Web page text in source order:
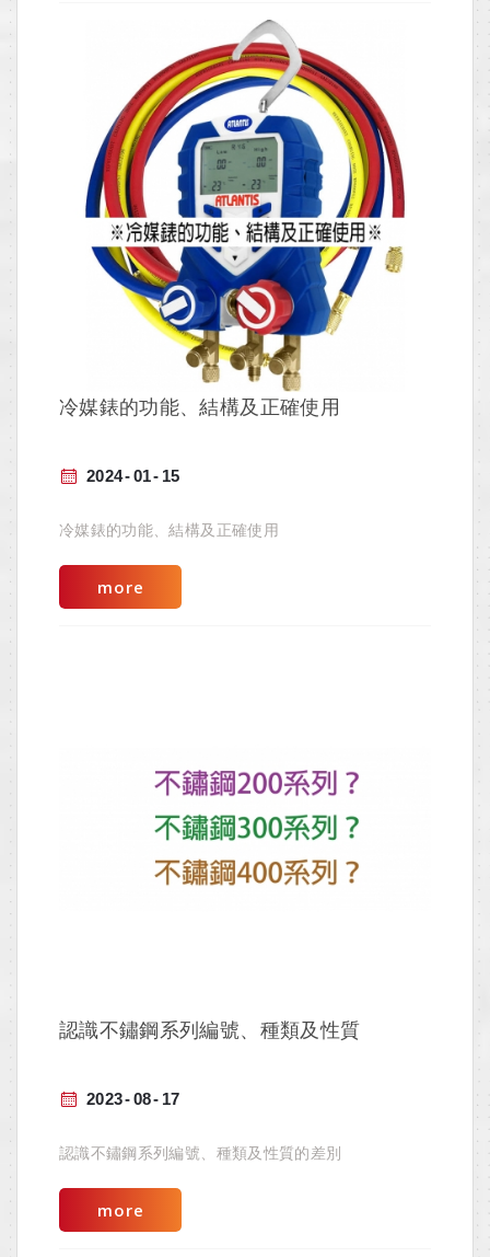
15
01
2024
冷媒錶的功能、結構及正確使用
冷媒錶的功能、結構及正確使用
more
17
08
2023
認識不鏽鋼系列編號、種類及性質
認識不鏽鋼系列編號、種類及性質的差別
more